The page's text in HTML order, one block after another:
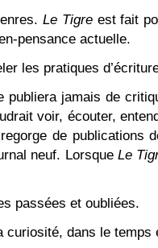
Le Tigreest fait
pensance actuelle.
les pratiques
publiera jamais de
voir, écouter,
de publications
neuf. Lorsque Le
passées et oubliées.
curiosité, dans le temps